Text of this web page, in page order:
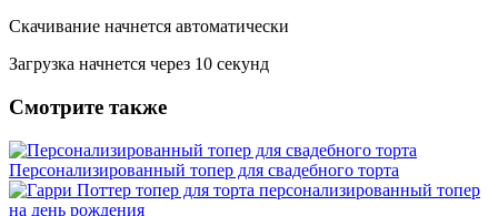
Скачивание начнется автоматически
Загрузка начнется через 10 секунд
Смотрите также
Персонализированный топер для свадебного торта